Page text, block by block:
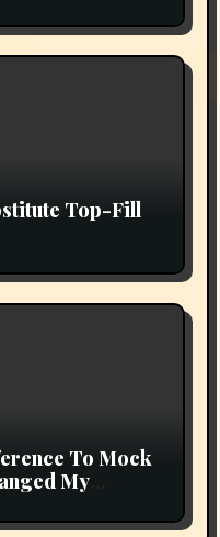
Top-Fill
To Mock
My